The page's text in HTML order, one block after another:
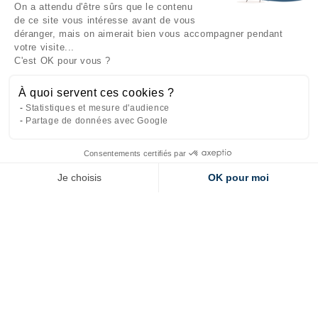
INFORMATIONS
NOTRE SOCIÉTÉ
NOS PRODUITS
CATÉGORIES
Site réalisé par l'agence web Makeo
On a attendu d'être sûrs que le contenu
de ce site vous intéresse avant de vous
déranger, mais on aimerait bien vous accompagner pendant
votre visite...
C'est OK pour vous ?
À quoi servent ces cookies ?
Statistiques et mesure d'audience
Partage de données avec Google
Consentements certifiés par
Je choisis
OK pour moi